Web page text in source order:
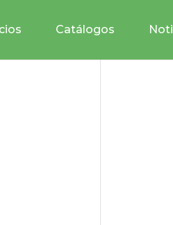
Catálogos